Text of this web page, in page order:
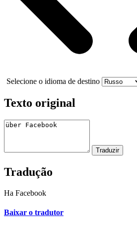
Selecione o idioma de destino
Texto original
Tradução
На Facebook
Baixar o tradutor